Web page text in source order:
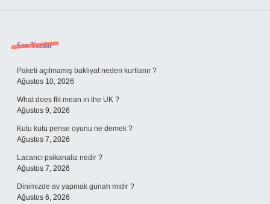
Sidebar
Son Yazılar
Paketi açılmamış bakliyat neden kurtlanır ?
Ağustos 10, 2026
What does flit mean in the UK ?
Ağustos 9, 2026
Kutu kutu pense oyunu ne demek ?
Ağustos 7, 2026
Lacancı psikanaliz nedir ?
Ağustos 7, 2026
Dinimizde av yapmak günah mıdır ?
Ağustos 6, 2026